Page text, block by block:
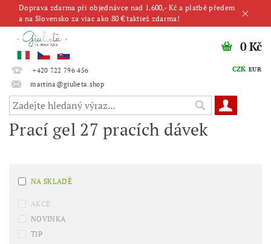
Doprava zdarma při objednávce nad 1.600,- Kč a platbě předem
a na Slovensko za viac ako 80 € taktiež zdarma!
+420 722 796 456
martina@giulieta.shop
CZK EUR
0 Kč
Prací gel 27 pracích dávek
NA SKLADĚ
AKCE
NOVINKA
TIP